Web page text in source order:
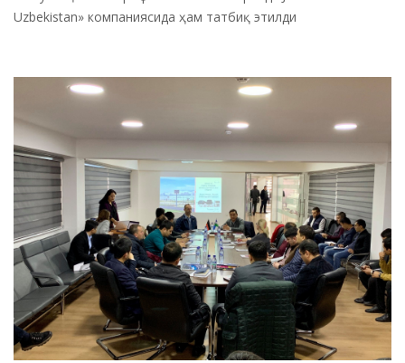
Uzbekistan» компаниясида ҳам татбиқ этилди